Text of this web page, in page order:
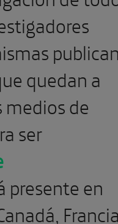
quedan a
medios de
ser
presente en